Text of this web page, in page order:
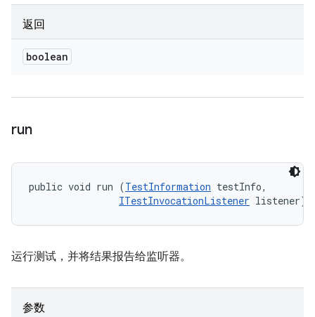
返回
boolean
run
public void run (TestInformation testInfo,
ITestInvocationListener listener)
运行测试，并将结果报告给监听器。
参数